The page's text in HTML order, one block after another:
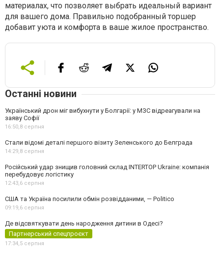
материалах, что позволяет выбрать идеальный вариант
для вашего дома. Правильно подобранный торшер
добавит уюта и комфорта в ваше жилое пространство.
Останні новини
Український дрон міг вибухнути у Болгарії: у МЗС відреагували на
заяву Софії
16:50,8 серпня
Стали відомі деталі першого візиту Зеленського до Белграда
14:29,8 серпня
Російський удар знищив головний склад INTERTOP Ukraine: компанія
перебудовує логістику
12:43,6 серпня
США та Україна посилили обмін розвідданими, — Politico
09:19,6 серпня
Де відсвяткувати день народження дитини в Одесі?
Партнерський спецпроєкт
17:34,5 серпня